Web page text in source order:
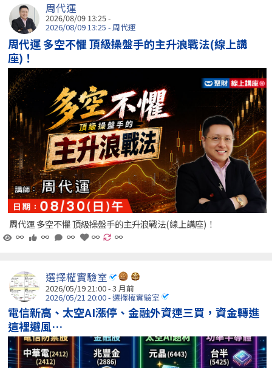
周代運
2026/08/09 13:25 -
2026/08/09 13:25 - 周代運
周代運 多空不懼 頂級操盤手的主升浪戰法(線上講
座)！
周代運 多空不懼 頂級操盤手的主升浪戰法(線上講座)！
∞
∞ ∞ ∞ ∞
選擇權實驗室
2026/05/19 21:00 - 3 月前
2026/05/21 20:00 - 選擇權實驗室
電信新高、太空AI漲停、金融外資連三買，資金轉進
這裡避風…